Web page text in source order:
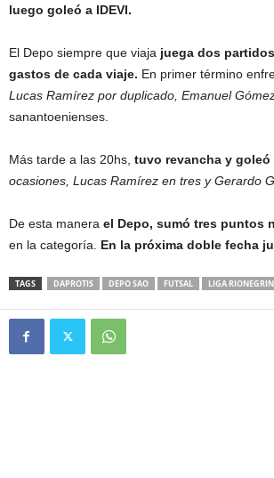
luego goleó a IDEVI.
El Depo siempre que viaja juega dos
gastos de cada viaje. En primer término
Lucas Ramírez por duplicado, Emanuel
sanantoenienses.
Más tarde a las 20hs, tuvo revancha y goleó
ocasiones, Lucas Ramírez en tres y Gerardo
De esta manera el Depo, sumó tres puntos
en la categoría.
En la próxima doble fecha
TAGS DAPROTIS DEPO SAO FUTSAL LIGA